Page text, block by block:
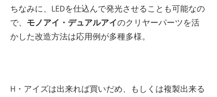
ちなみに、LEDを仕込んで発光させることも可能なの
で、 モノアイ・デュアルアイのクリヤーパーツを活
かした改造方法は応用例が多種多様。
H・アイズは出来れば買いだめ、もしくは複製出来る